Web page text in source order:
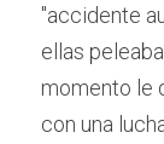
"accidente
ellas
momento le
con una